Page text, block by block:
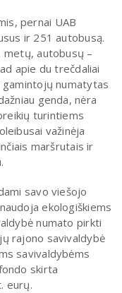
pernai UAB
ir 251 autobusą.
metų, autobusų –
apie du trečdaliai
gamintojų numatytas
genda, nėra
turintiems
važinėja
maršrutais ir
savo viešojo
ekologiškiems
numato pirkti
rajono savivaldybė
savivaldybėms
skirta
eurų.